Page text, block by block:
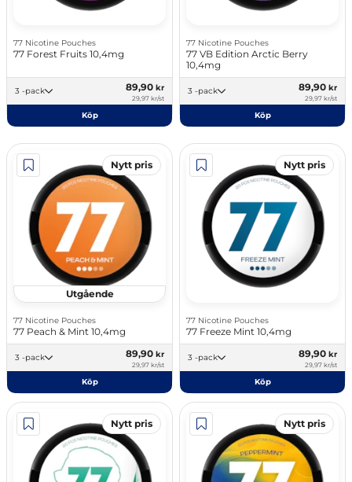
77 Nicotine Pouches
77 Forest Fruits 10,4mg
3 -pack 89,90 kr
29,97 kr/st
Köp
77 Nicotine Pouches
77 VB Edition Arctic Berry
10,4mg
3 -pack 89,90 kr
29,97 kr/st
Köp
Nytt pris
Utgående
77 Nicotine Pouches
77 Peach & Mint 10,4mg
3 -pack 89,90 kr
29,97 kr/st
Köp
Nytt pris
77 Nicotine Pouches
77 Freeze Mint 10,4mg
3 -pack 89,90 kr
29,97 kr/st
Köp
Nytt pris Nytt pris